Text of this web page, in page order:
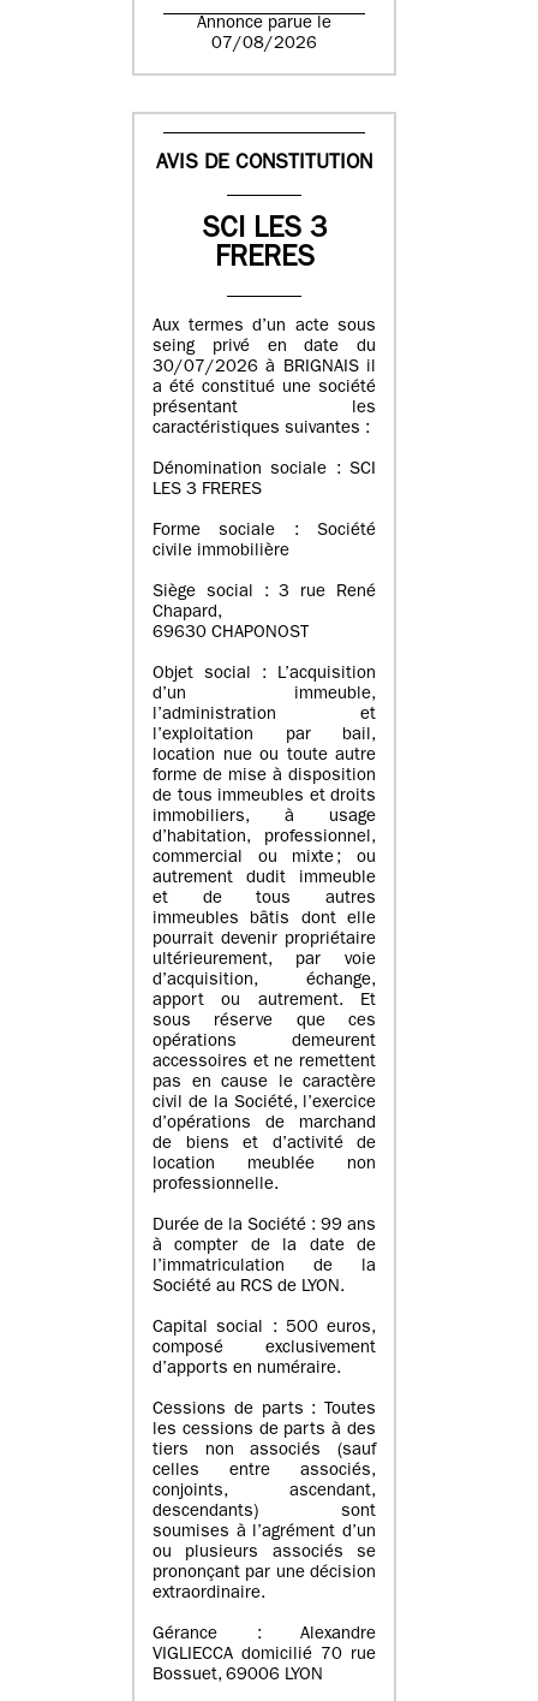
Annonce parue le
07/08/2026
AVIS DE CONSTITUTION
SCI LES 3
FRERES
Aux termes d’un acte sous
seing privé en date du
30/07/2026 à BRIGNAIS il
a été constitué une société
présentant les
caractéristiques suivantes :
Dénomination sociale : SCI
LES 3 FRERES
Forme sociale : Société
civile immobilière
Siège social : 3 rue René
Chapard,
69630 CHAPONOST
Objet social : L’acquisition
d’un immeuble,
l’administration et
l’exploitation par bail,
location nue ou toute autre
forme de mise à disposition
de tous immeubles et droits
immobiliers, à usage
d’habitation, professionnel,
commercial ou mixte ; ou
autrement dudit immeuble
et de tous autres
immeubles bâtis dont elle
pourrait devenir propriétaire
ultérieurement, par voie
d’acquisition, échange,
apport ou autrement. Et
sous réserve que ces
opérations demeurent
accessoires et ne remettent
pas en cause le caractère
civil de la Société, l’exercice
d’opérations de marchand
de biens et d’activité de
location meublée non
professionnelle.
Durée de la Société : 99 ans
à compter de la date de
l’immatriculation de la
Société au RCS de LYON.
Capital social : 500 euros,
composé exclusivement
d’apports en numéraire.
Cessions de parts : Toutes
les cessions de parts à des
tiers non associés (sauf
celles entre associés,
conjoints, ascendant,
descendants) sont
soumises à l’agrément d’un
ou plusieurs associés se
prononçant par une décision
extraordinaire.
Gérance : Alexandre
VIGLIECCA domicilié 70 rue
Bossuet, 69006 LYON